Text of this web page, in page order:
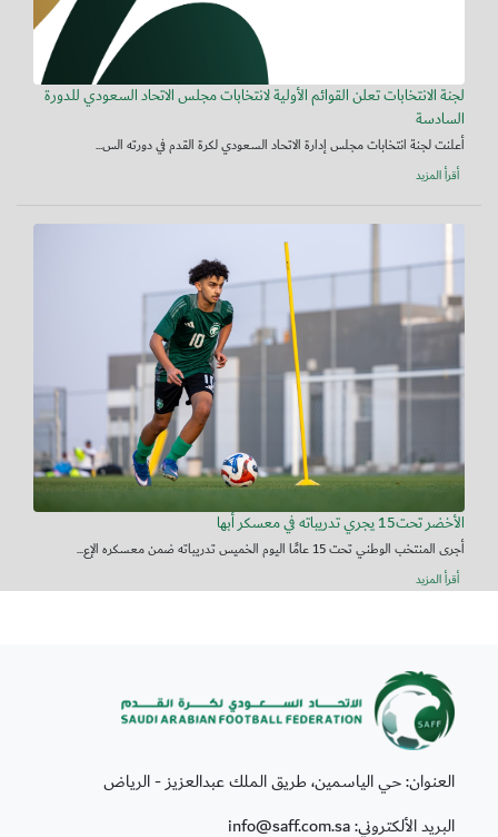
لجنة الانتخابات تعلن القوائم الأولية لانتخابات مجلس الاتحاد السعودي للدورة
السادسة
أعلنت لجنة انتخابات مجلس إدارة الاتحاد السعودي لكرة القدم في دورته الس...
أقرأ المزيد
الأخضر تحت15 يجري تدريباته في معسكر أبها
أجرى المنتخب الوطني تحت 15 عامًا اليوم الخميس تدريباته ضمن معسكره الإع...
أقرأ المزيد
العنوان: حي الياسمين، طريق الملك عبدالعزيز - الرياض
البريد الألكتروني: info@saff.com.sa